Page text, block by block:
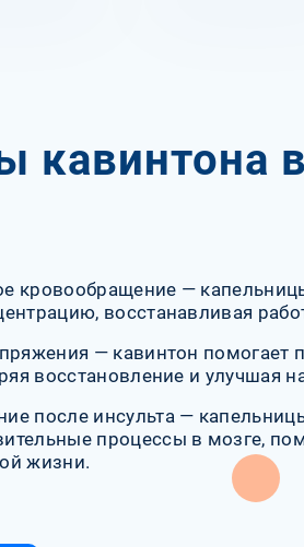
кавинтона в
кровообращение —
восстанавливая
— кавинтон помогает
восстановление и улучшая
после инсульта —
процессы в мозге,
жизни.